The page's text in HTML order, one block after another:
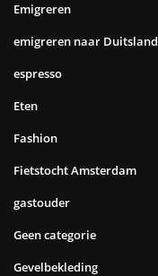
Emigreren
emigreren naar Duitsland
espresso
Eten
Fashion
Fietstocht Amsterdam
gastouder
Geen categorie
Gevelbekleding